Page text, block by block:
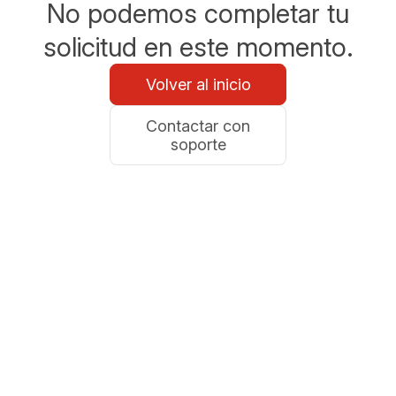
No podemos completar tu
solicitud en este momento.
Volver al inicio
Contactar con
soporte